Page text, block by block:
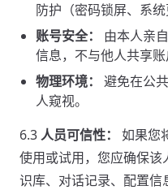
防护（密码锁屏、系统
账号安全：
由本人亲
信息，不与他人共享账
物理环境：
避免在公
人窥视。
6.3人员可信性：
如果您
使用或试用，您应确保
识库、对话记录、配置